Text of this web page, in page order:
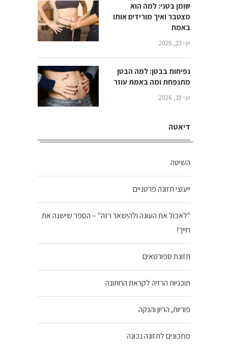
שומן בטני: למה הוא
מצטבר ואיך מורידים אותו
באמת
יוני 23, 2026
נפיחות בבטן: למה הבטן
מתנפחת ומה באמת עוזר
יוני 19, 2026
דיאטה
השיטה
ייעוצי תזונה פרטניים
"לאכול את העוגה ולהישאר רזה" – הספר שישנה את
חייך!
תזונת ספורטאים
תוכניות הרזיה לקראת החתונה
פוריות, הריון והנקה
מתכונים לתזונה נכונה